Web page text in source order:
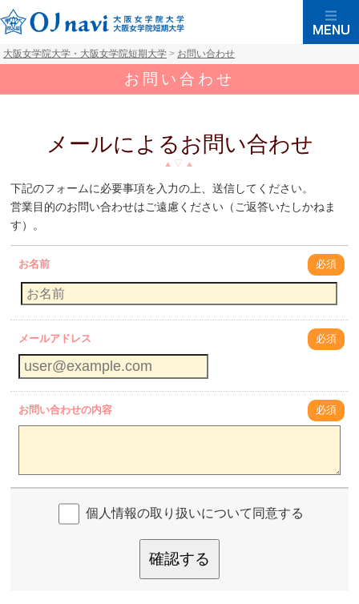
大阪女学院大学・大阪女学院短期大学 > お問い合わせ
お問い合わせ
メールによるお問い合わせ
下記のフォームに必要事項を入力の上、送信してください。
営業目的のお問い合わせはご遠慮ください（ご返答いたしかねま
す）。
お名前 必須
メールアドレス 必須
お問い合わせの内容 必須
個人情報の取り扱いについて同意する
確認する